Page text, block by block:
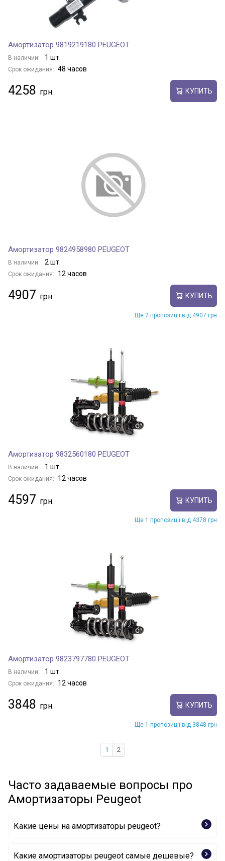
Амортизатор 9819219180 PEUGEOT
В наличии: 1 шт.
Срок ожидания: 48 часов
4258 КУПИТЬ
Амортизатор 9824958980 PEUGEOT
В наличии: 2 шт.
Срок ожидания: 12 часов
4907 КУПИТЬ
Ще 2 пропозиції від 4907 грн
Амортизатор 9832560180 PEUGEOT
В наличии: 1 шт.
Срок ожидания: 12 часов
4597 КУПИТЬ
Ще 1 пропозиції від 4378 грн
Амортизатор 9823797780 PEUGEOT
В наличии: 1 шт.
Срок ожидания: 12 часов
3848 КУПИТЬ
Ще 1 пропозиції від 3848 грн
1 2
Часто задаваемые вопросы про
Амортизаторы Peugeot
Какие цены на амортизаторы peugeot?
Какие амортизаторы peugeot самые дешевые?